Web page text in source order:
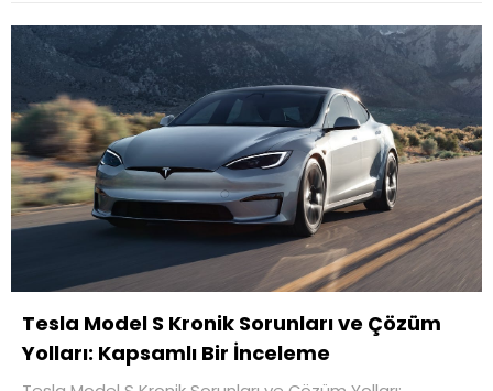
Tesla Model S Kronik Sorunları ve Çözüm
Yolları: Kapsamlı Bir İnceleme